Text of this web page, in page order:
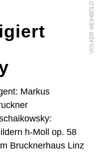
VOLKER WEIHBOLD
Markus
h-Moll op. 58
Brucknerhaus Linz